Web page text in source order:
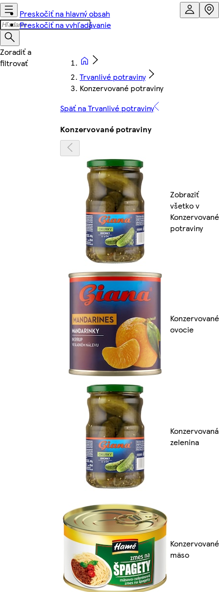
Preskočiť na hlavný obsah
Preskočiť na vyhľadávanie
Trvanlivé potraviny
Konzervované potraviny
Späť na Trvanlivé potraviny
Konzervované potraviny
Zobraziť
všetko v
Konzervované
potraviny
Konzervované
ovocie
Konzervovaná
zelenina
Konzervované
mäso